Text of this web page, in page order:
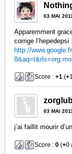
03 MAI 2011
Apparemment
corrige l’hepedepsi :
http://
Score :+1 (+
03 MAI
j’ai faillit mourir
Score :0 (+0